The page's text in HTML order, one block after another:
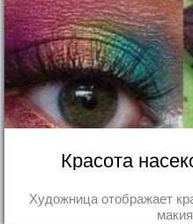
Красота
Художница отображает